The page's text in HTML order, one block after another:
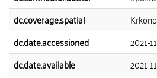
dc.coverage.spatial
dc.date.accessioned
2021-
dc.date.available
2021-